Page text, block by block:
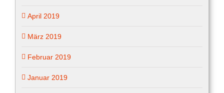
April 2019
März 2019
Februar 2019
Januar 2019